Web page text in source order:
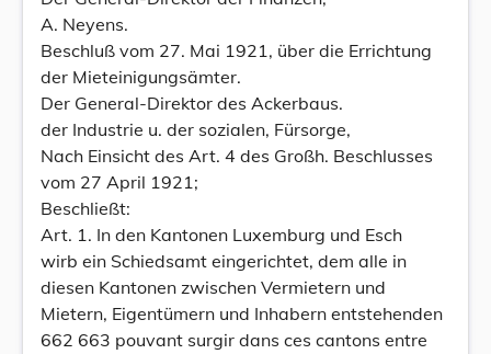
A. Neyens.
Beschluß vom 27. Mai 1921, über die Errichtung
der Mieteinigungsämter.
Der General-Direktor des Ackerbaus.
der Industrie u. der sozialen, Fürsorge,
Nach Einsicht des Art. 4 des Großh. Beschlusses
vom 27 April 1921;
Beschließt:
Art. 1. In den Kantonen Luxemburg und Esch
wirb ein Schiedsamt eingerichtet, dem alle in
diesen Kantonen zwischen Vermietern und
Mietern, Eigentümern und Inhabern entstehenden
662 663 pouvant surgir dans ces cantons entre